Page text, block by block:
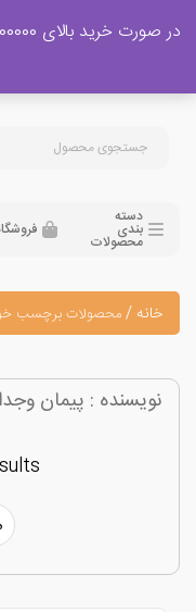
بندی
محصولات
فروشگاه
محصولات برچسب خورده
: پیمان وجدانی
results
3500000 تومان ارسال پستی رایگان میباشد.